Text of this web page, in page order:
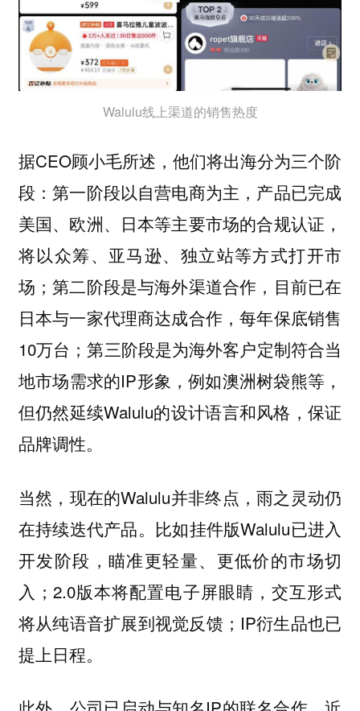
Walulu线上渠道的销售热度
据CEO顾小毛所述，他们将出海分为三个阶
段：第一阶段以自营电商为主，产品已完成
美国、欧洲、日本等主要市场的合规认证，
将以众筹、亚马逊、独立站等方式打开市
场；第二阶段是与海外渠道合作，目前已在
日本与一家代理商达成合作，每年保底销售
10万台；第三阶段是为海外客户定制符合当
地市场需求的IP形象，例如澳洲树袋熊等，
但仍然延续Walulu的设计语言和风格，保证
品牌调性。
当然，现在的Walulu并非终点，雨之灵动仍
在持续迭代产品。比如挂件版Walulu已进入
开发阶段，瞄准更轻量、更低价的市场切
入；2.0版本将配置电子屏眼睛，交互形式
将从纯语音扩展到视觉反馈；IP衍生品也已
提上日程。